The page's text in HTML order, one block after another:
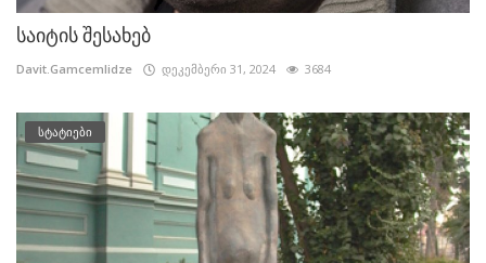
საიტის შესახებ
Davit.Gamcemlidze დეკემბერი 31, 2024 3684
სტატიები